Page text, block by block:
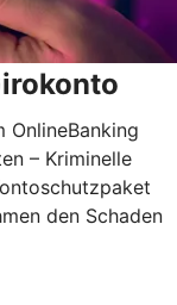
OnlineBanking
– Kriminelle
den Schaden